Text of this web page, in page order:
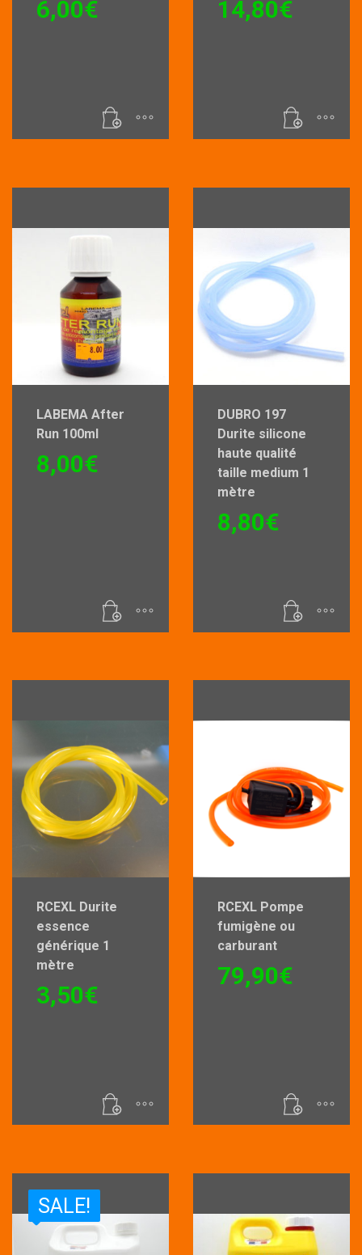
6,00€ 14,80€
LABEMA After
Run 100ml
8,00€
DUBRO 197
Durite silicone
haute qualité
taille medium 1
mètre
8,80€
RCEXL Durite
essence
générique 1
mètre
3,50€
RCEXL Pompe
fumigène ou
carburant
79,90€
SALE!